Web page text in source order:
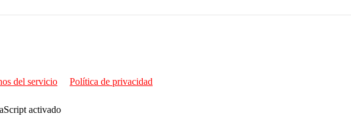
del servicio Política de privacidad
activado